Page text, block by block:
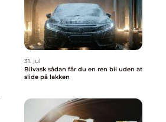
31. jul
Bilvask sådan får du en ren bil uden at
slide på lakken